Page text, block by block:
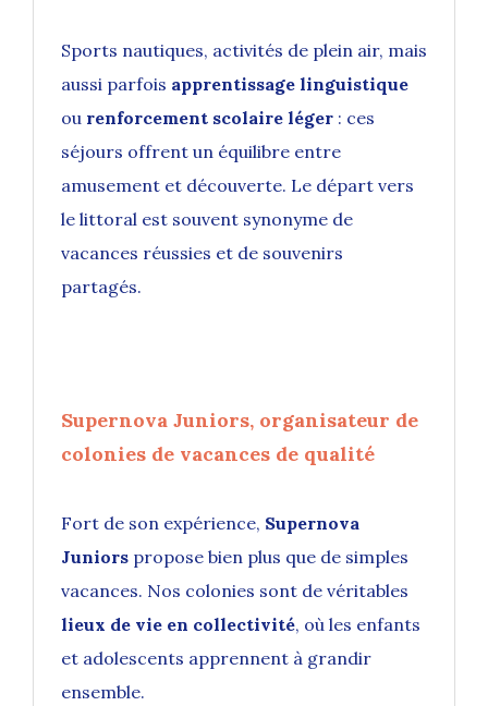
Sports nautiques, activités de plein air, mais
aussi parfois apprentissage linguistique
ou renforcement scolaire léger : ces
séjours offrent un équilibre entre
amusement et découverte. Le départ vers
le littoral est souvent synonyme de
vacances réussies et de souvenirs
partagés.
Supernova Juniors, organisateur de
colonies de vacances de qualité
Fort de son expérience, Supernova
Juniors propose bien plus que de simples
vacances. Nos colonies sont de véritables
lieux de vie en collectivité, où les enfants
et adolescents apprennent à grandir
ensemble.